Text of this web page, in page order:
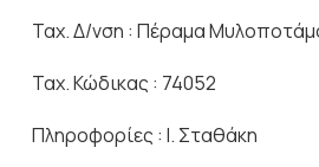
Ταχ. Δ/νση : Πέραμα
Ταχ. Κώδικας : 74052
Πληροφορίες : Ι. Σταθάκη